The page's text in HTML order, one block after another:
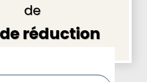
de
de réduction
nous choisir ?